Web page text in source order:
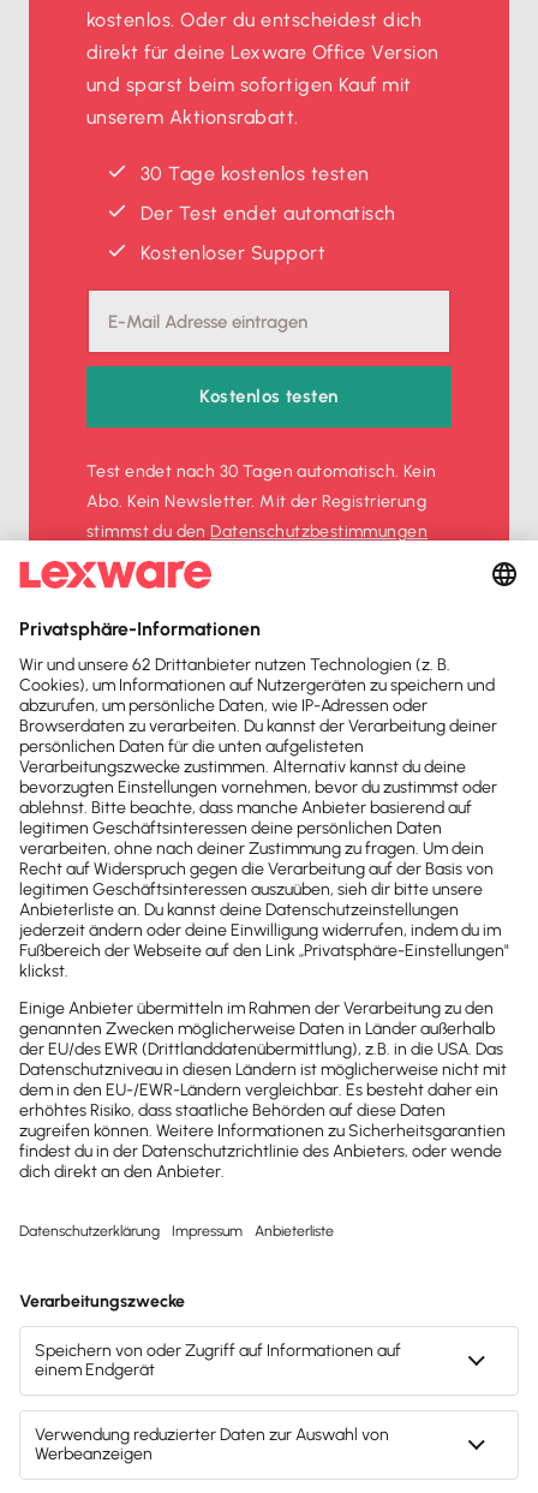
kostenlos. Oder du entscheidest dich
direkt für deine Lexware Office Version
und sparst beim sofortigen Kauf mit
unserem Aktionsrabatt.
30 Tage kostenlos testen
Der Test endet automatisch
Kostenloser Support
Kostenlos testen
Test endet nach 30 Tagen automatisch. Kein
Abo. Kein Newsletter. Mit der Registrierung
stimmst du denDatenschutz­bestimmungen
und denAGBzu.
Sofort50%
Newsletter
Brandheiße
News direkt in
dein Postfach
wichtige News zu
Gesetzesänderungen,
hilfreiche Praxis-Tipps und
kostenlose Tools für
Unternehmen erhalten?
Dann abonniere unseren